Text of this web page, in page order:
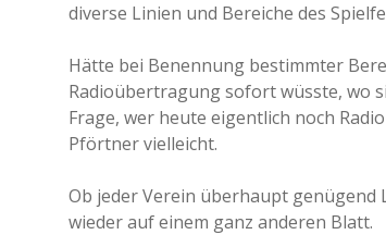
diverse Linien und Bereiche des
Hätte bei Benennung bestimmter
Radioübertragung sofort wüsste, wo
Frage, wer heute eigentlich noch
Pförtner vielleicht.
Ob jeder Verein überhaupt genügend
wieder auf einem ganz anderen Blatt.